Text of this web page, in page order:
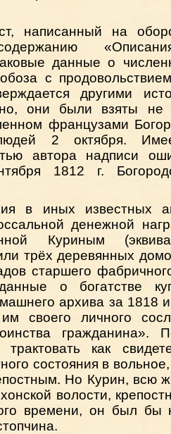
написанный на
данные о
с
другими
они были взяты
французами
2 октября.
автора надписи
1812 г.
в иных известных
денежной
Куриным
трёх деревянных
старшего
о богатстве
архива за 1818
своего личного
гражданина».
как
состояния в
Но Курин, всю
волости,
времени, он был бы